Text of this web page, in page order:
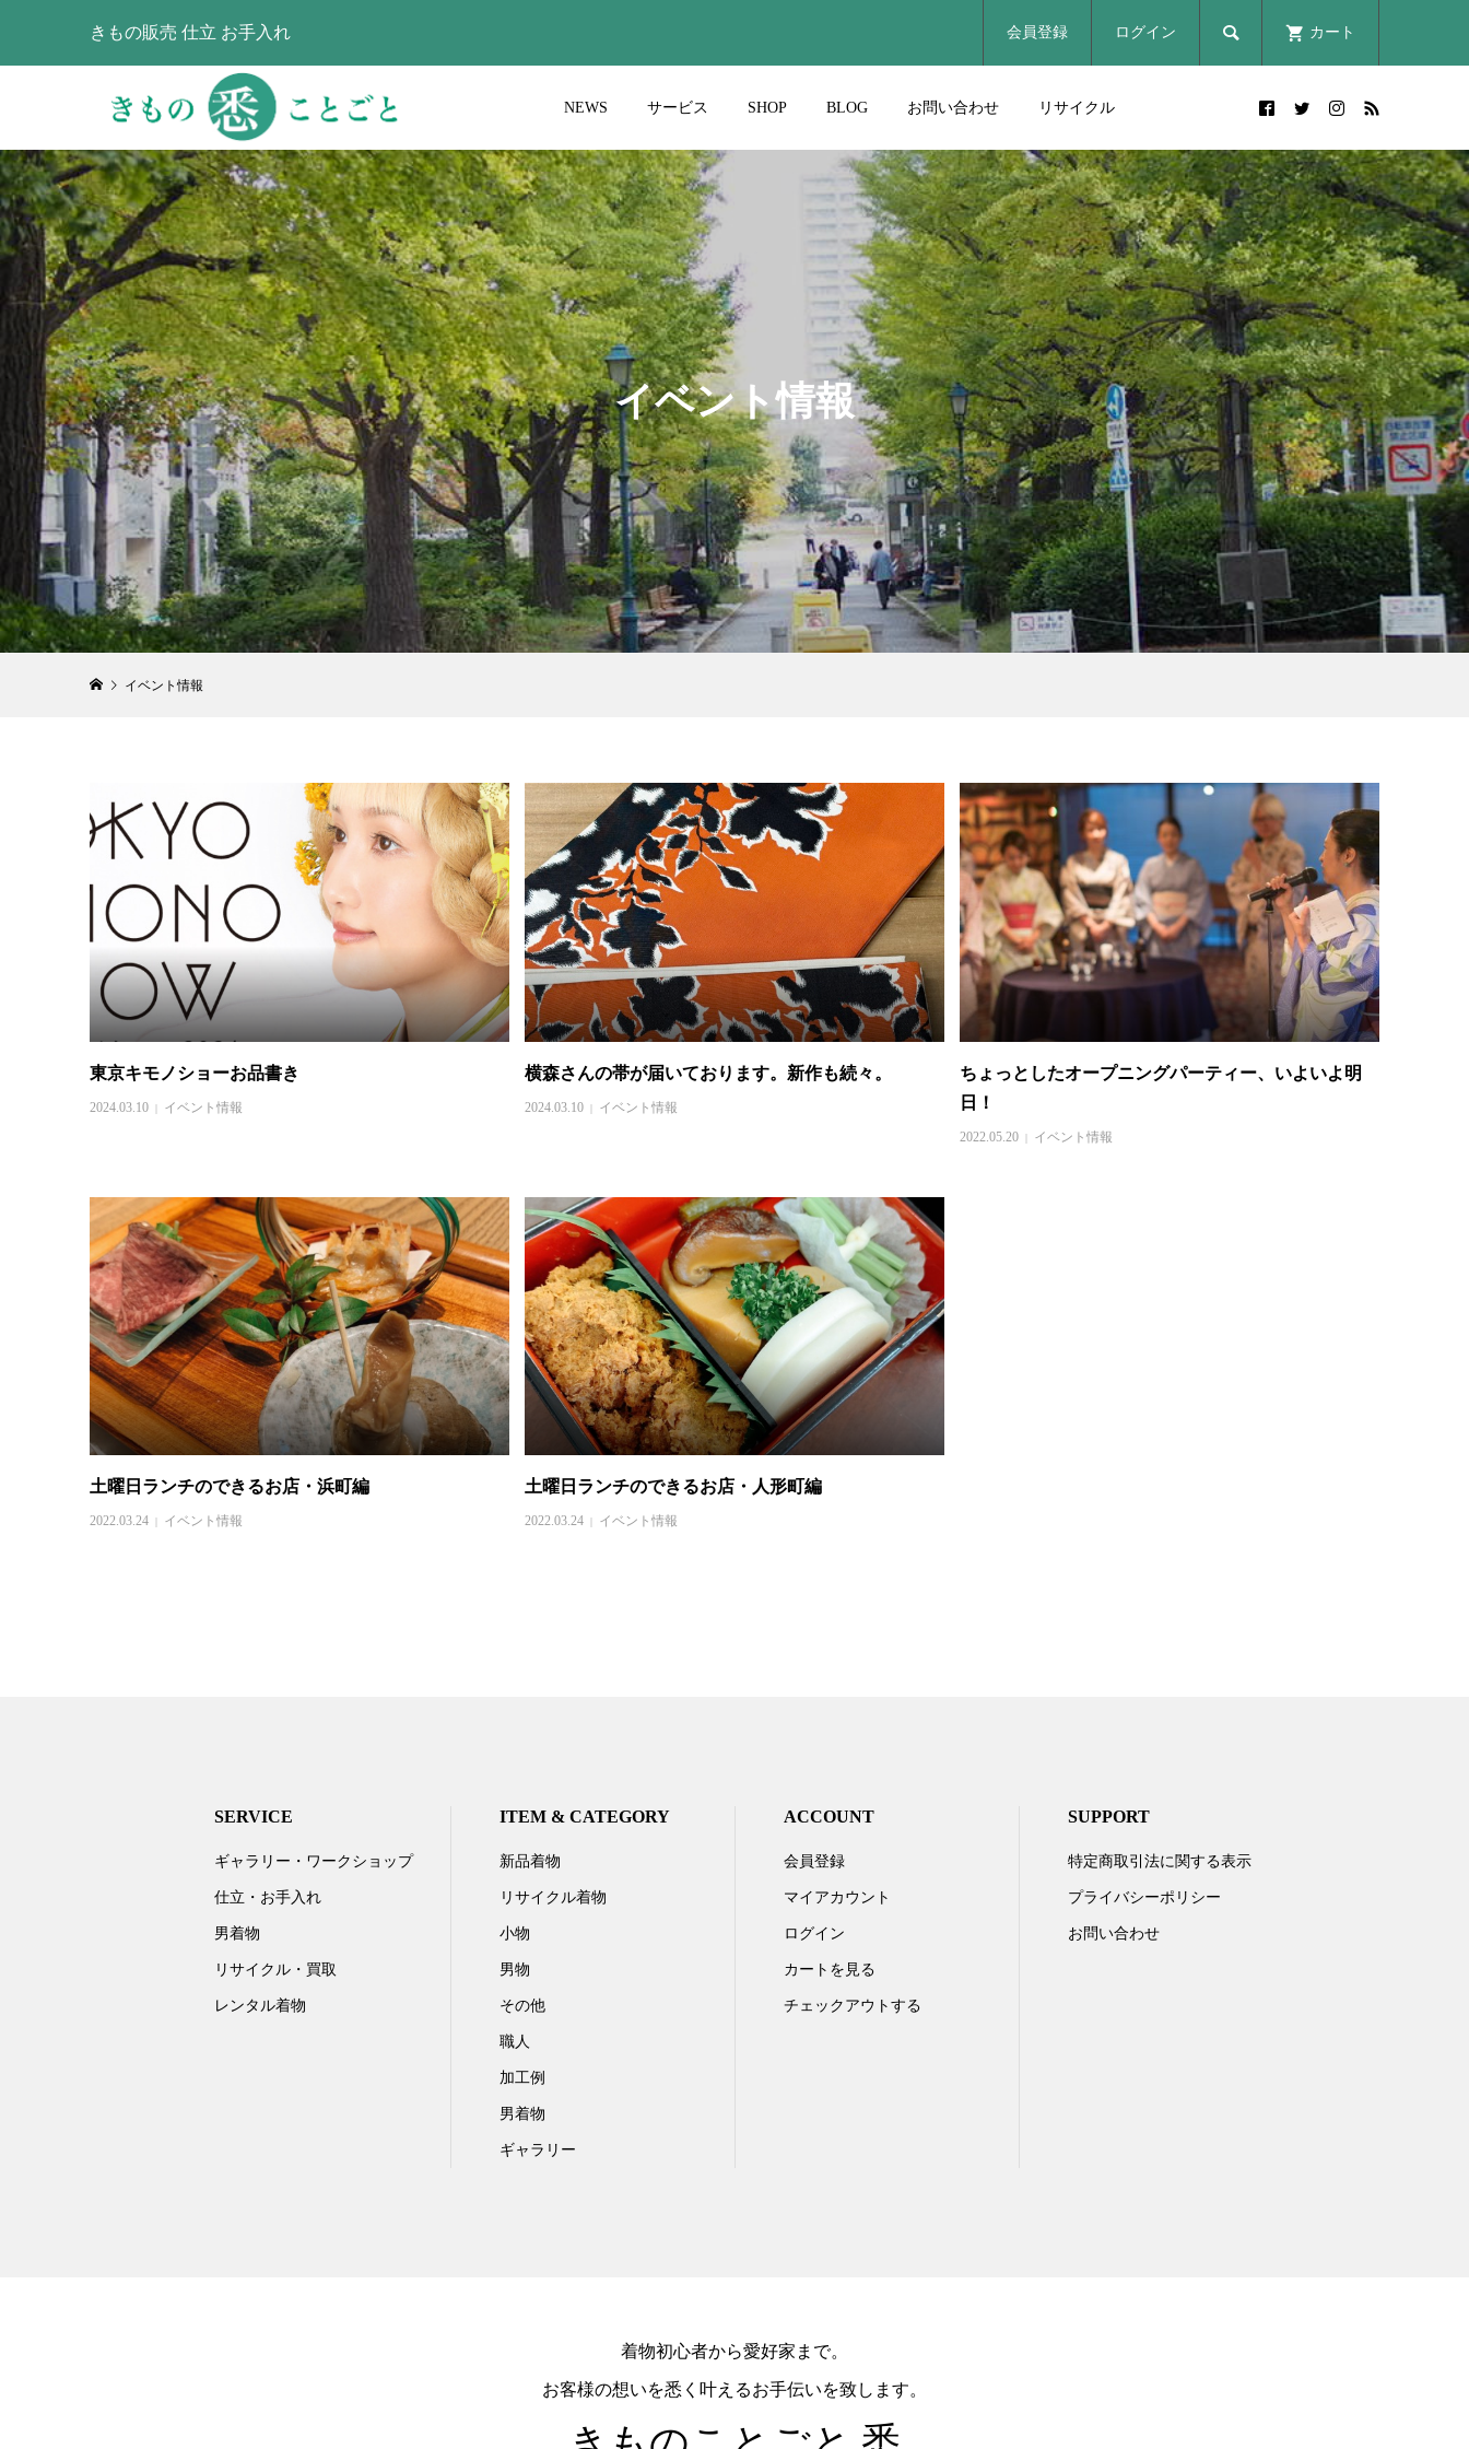
きもの販売 仕立 お手入れ 会員登録 ログイン  カート
NEWS サービス SHOP BLOG お問い合わせ リサイクル
職人さんレポートNO.001ふじ
や染工房さん
2022.05.25
職人ブログ
2021.10.17
イベント情報
イベント情報
東京キモノショーお品書き
2024.03.10 イベント情報
横森さんの帯が届いております。新作も続々。
2024.03.10 イベント情報
ちょっとしたオープニングパーティー、いよいよ明
日！
2022.05.20 イベント情報
土曜日ランチのできるお店・浜町編
2022.03.24 イベント情報
土曜日ランチのできるお店・人形町編
2022.03.24 イベント情報
SERVICE
ギャラリー・ワークショップ
仕立・お手入れ
男着物
リサイクル・買取
レンタル着物
ITEM & CATEGORY
新品着物
リサイクル着物
小物
男物
その他
職人
加工例
男着物
ギャラリー
ACCOUNT
会員登録
マイアカウント
ログイン
カートを見る
チェックアウトする
SUPPORT
特定商取引法に関する表示
プライバシーポリシー
お問い合わせ
着物初心者から愛好家まで。
お客様の想いを悉く叶えるお手伝いを致します。